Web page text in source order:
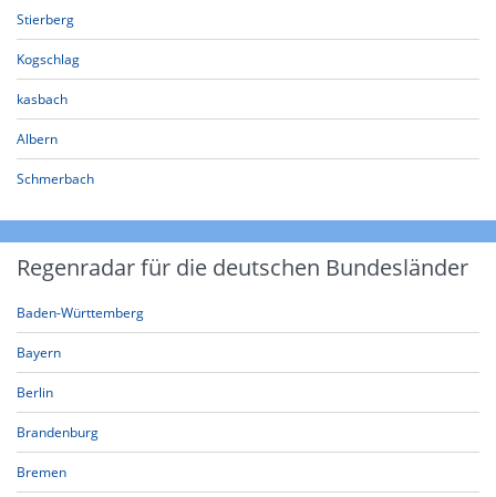
Stierberg
Kogschlag
kasbach
Albern
Schmerbach
Regenradar für die deutschen Bundesländer
Baden-Württemberg
Bayern
Berlin
Brandenburg
Bremen